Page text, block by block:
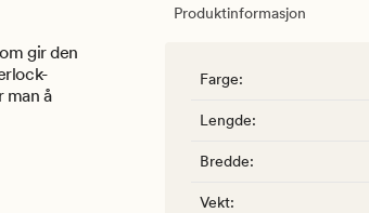
gir den
man å
Produktinformasjon
Farge:
Lengde:
Bredde:
Vekt: